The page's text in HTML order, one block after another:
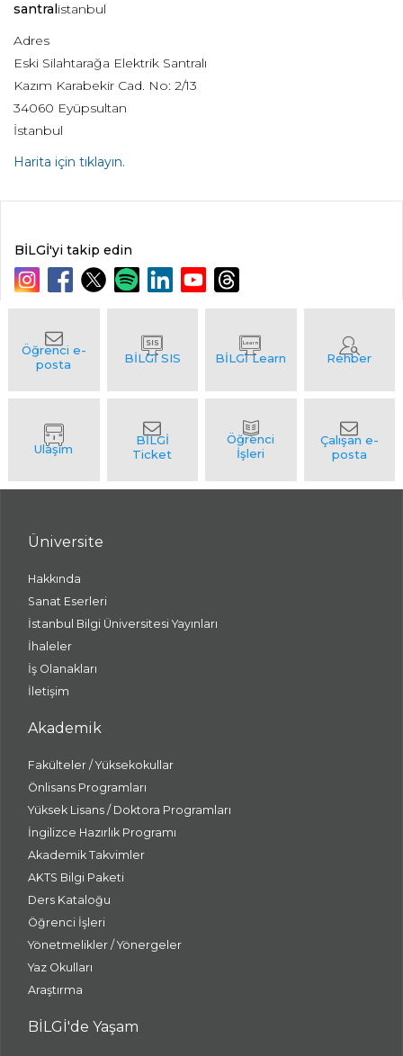
santralistanbul
Adres
Eski Silahtarağa Elektrik Santralı
Kazım Karabekir Cad. No: 2/13
34060 Eyüpsultan
İstanbul
Harita için tıklayın.
BİLGİ'yi takip edin
Üniversite
Hakkında
Sanat Eserleri
İstanbul Bilgi Üniversitesi Yayınları
İhaleler
İş Olanakları
İletişim
Akademik
Fakülteler / Yüksekokullar
Önlisans Programları
Yüksek Lisans / Doktora Programları
İngilizce Hazırlık Programı
Akademik Takvimler
AKTS Bilgi Paketi
Ders Kataloğu
Öğrenci İşleri
Yönetmelikler / Yönergeler
Yaz Okulları
Araştırma
BİLGİ'de Yaşam